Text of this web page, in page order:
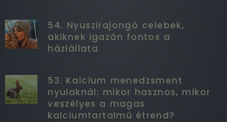
54. Nyuszirajongó celebek,
akiknek igazán fontos a
háziállata
53. Kalcium menedzsment
nyulaknál: mikor hasznos, mikor
veszélyes a magas
kalciumtartalmú étrend?